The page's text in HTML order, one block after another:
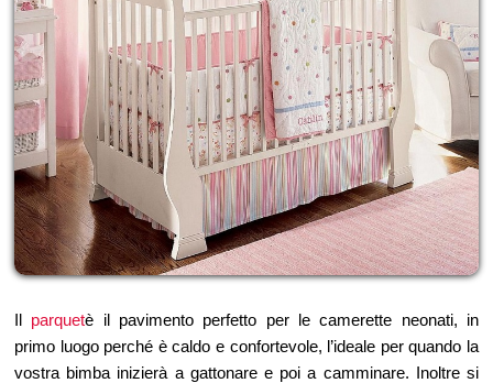
Il parquetè il pavimento perfetto per le camerette neonati, in
primo luogo perché è caldo e confortevole, l’ideale per quando la
vostra bimba inizierà a gattonare e poi a camminare. Inoltre si